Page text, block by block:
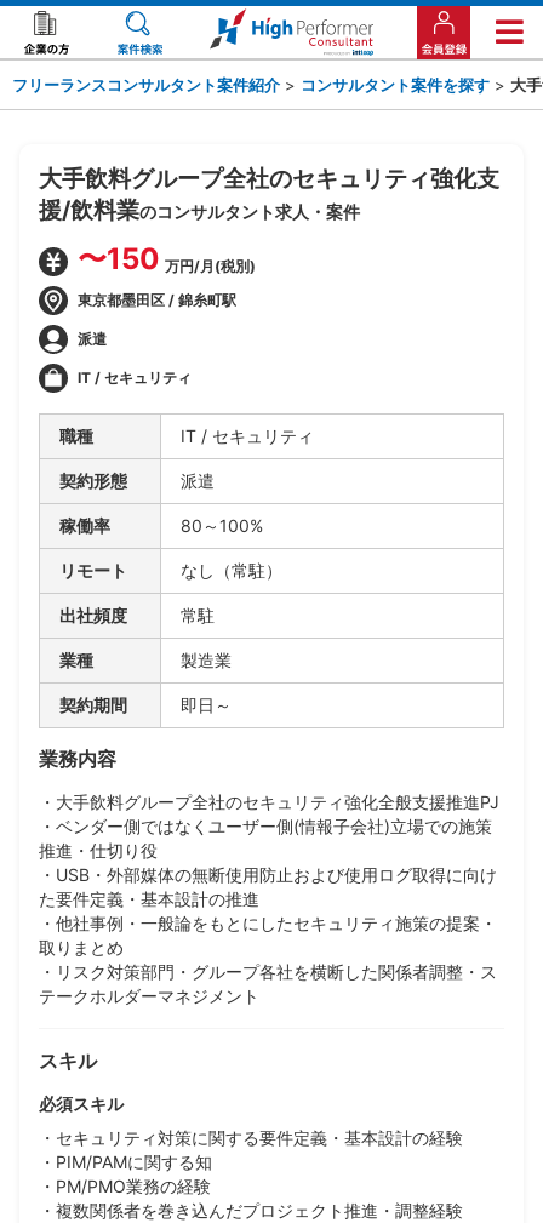
フリーランスコンサルタント案件紹介 > コンサルタント案件を探す > 大
大手飲料グループ全社のセキュリティ強化支
援/飲料業のコンサルタント求人・案件
〜150 万円/月(税別)
東京都墨田区 / 錦糸町駅
派遣
IT / セキュリティ
職種 IT / セキュリティ
契約形態 派遣
稼働率 80～100%
リモート なし（常駐）
出社頻度 常駐
業種 製造業
契約期間 即日～
業務内容
・大手飲料グループ全社のセキュリティ強化全般支援推進PJ
・ベンダー側ではなくユーザー側(情報子会社)立場での施策
推進・仕切り役
・USB・外部媒体の無断使用防止および使用ログ取得に向け
た要件定義・基本設計の推進
・他社事例・一般論をもとにしたセキュリティ施策の提案・
取りまとめ
・リスク対策部門・グループ各社を横断した関係者調整・ス
テークホルダーマネジメント
スキル
必須スキル
・セキュリティ対策に関する要件定義・基本設計の経験
・PIM/PAMに関する知
・PM/PMO業務の経験
・複数関係者を巻き込んだプロジェクト推進・調整経験